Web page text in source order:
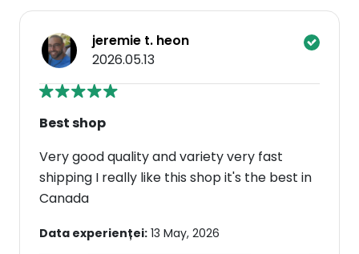
jeremie t. heon
2026.05.13
Best shop
Very good quality and variety very fast
shipping I really like this shop it's the best in
Canada
Data experienței: 13 May, 2026